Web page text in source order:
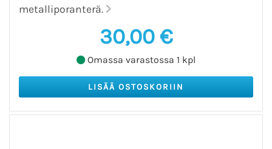
metalliporanterä.
30,00 €
Omassa varastossa 1 kpl